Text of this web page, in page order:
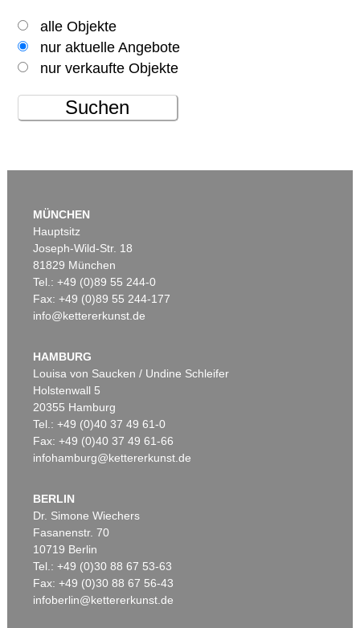
alle Objekte
nur aktuelle Angebote
nur verkaufte Objekte
Suchen
MÜNCHEN
Hauptsitz
Joseph-Wild-Str. 18
81829 München
Tel.: +49 (0)89 55 244-0
Fax: +49 (0)89 55 244-177
info@kettererkunst.de
HAMBURG
Louisa von Saucken / Undine Schleifer
Holstenwall 5
20355 Hamburg
Tel.: +49 (0)40 37 49 61-0
Fax: +49 (0)40 37 49 61-66
infohamburg@kettererkunst.de
BERLIN
Dr. Simone Wiechers
Fasanenstr. 70
10719 Berlin
Tel.: +49 (0)30 88 67 53-63
Fax: +49 (0)30 88 67 56-43
infoberlin@kettererkunst.de